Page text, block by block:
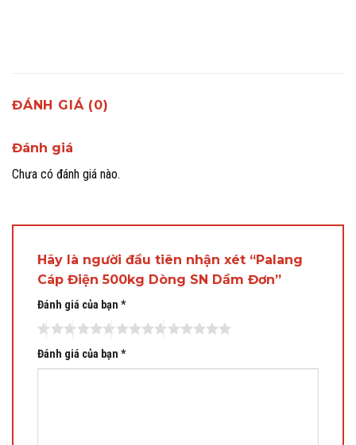
ĐÁNH GIÁ (0)
Đánh giá
Chưa có đánh giá nào.
Hãy là người đầu tiên nhận xét “Palang
Cáp Điện 500kg Dòng SN Dầm Đơn”
Đánh giá của bạn *
Đánh giá của bạn *